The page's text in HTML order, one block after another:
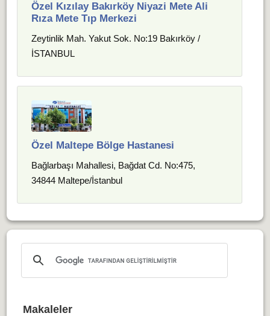
Özel Kızılay Bakırköy Niyazi Mete Ali
Rıza Mete Tıp Merkezi
Zeytinlik Mah. Yakut Sok. No:19 Bakırköy /
İSTANBUL
Özel Maltepe Bölge Hastanesi
Bağlarbaşı Mahallesi, Bağdat Cd. No:475,
34844 Maltepe/İstanbul
Makaleler